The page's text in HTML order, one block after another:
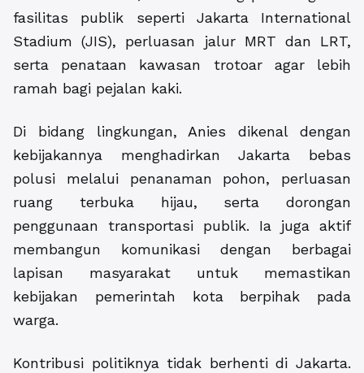
fasilitas publik seperti Jakarta International
Stadium (JIS), perluasan jalur MRT dan LRT,
serta penataan kawasan trotoar agar lebih
ramah bagi pejalan kaki.
Di bidang lingkungan, Anies dikenal dengan
kebijakannya menghadirkan Jakarta bebas
polusi melalui penanaman pohon, perluasan
ruang terbuka hijau, serta dorongan
penggunaan transportasi publik. Ia juga aktif
membangun komunikasi dengan berbagai
lapisan masyarakat untuk memastikan
kebijakan pemerintah kota berpihak pada
warga.
Kontribusi politiknya tidak berhenti di Jakarta.